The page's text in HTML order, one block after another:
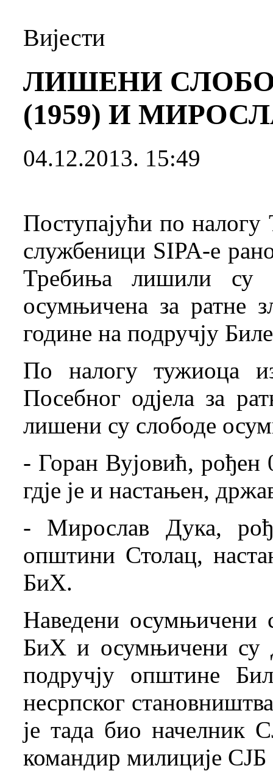
Вијести
ЛИШЕНИ
(1959) И
04.12.2013. 15:49
Поступајући по
службеници SIPA-е
Требиња лишили су
осумњичена за ратне
године на подручју
По налогу тужиоца
Посебног одјела за
лишени су слободе
- Горан Вујовић,
гдје је и настањен,
- Мирослав Дука,
општини Столац,
БиХ.
Наведени осумњичени
БиХ и осумњичени су
подручју општине
несрпског
је тада био начелник
командир милиције СЈБ